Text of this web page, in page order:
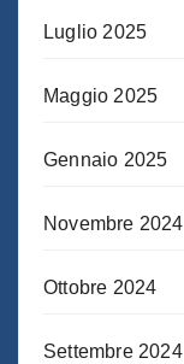
Luglio 2025
Maggio 2025
Gennaio 2025
Novembre 2024
Ottobre 2024
Settembre 2024